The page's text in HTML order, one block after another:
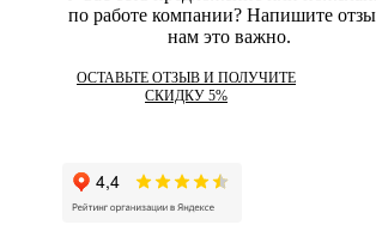
по работе компании? Напишите
нам это важно.
ОСТАВЬТЕ ОТЗЫВ И ПОЛУЧИТЕ
СКИДКУ 5%